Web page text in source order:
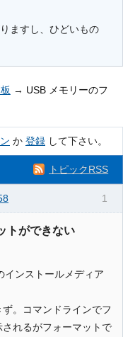
ますし、ひどいもの
→ USB メモリーのフ
か 登録 して下さい。
トピックRSS
1
トができない
インストールメディア
。コマンドラインでフ
れるがフォーマットで